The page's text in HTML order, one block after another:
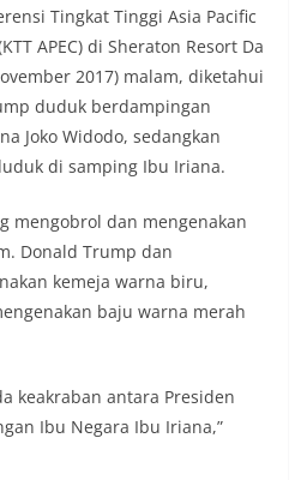
Tingkat Tinggi Asia Pacific
APEC) di Sheraton Resort Da
2017) malam, diketahui
duduk berdampingan
Joko Widodo, sedangkan
di samping Ibu Iriana.
mengobrol dan mengenakan
Donald Trump dan
kemeja warna biru,
baju warna merah
keakraban antara Presiden
Ibu Negara Ibu Iriana,”